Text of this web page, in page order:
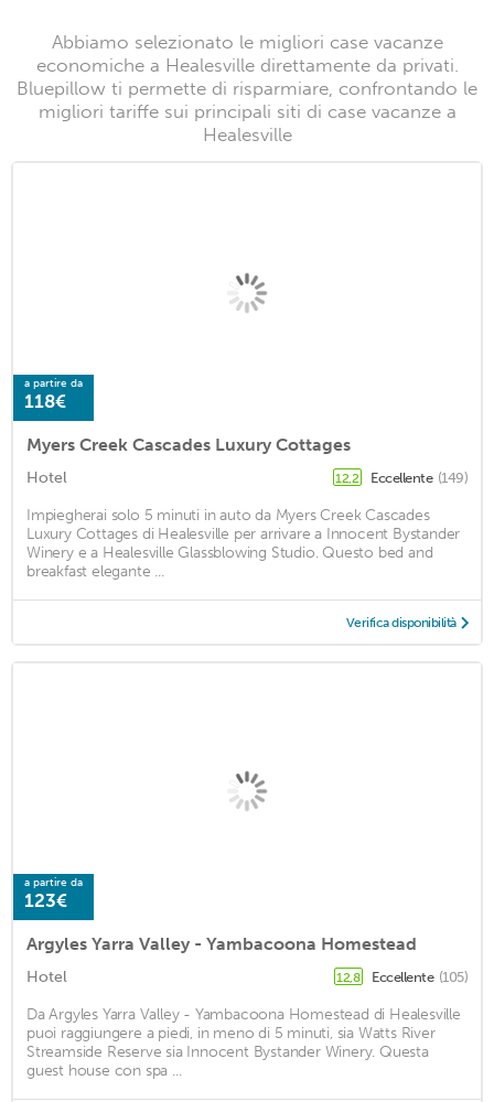
Abbiamo selezionato le migliori case vacanze
economiche a Healesville direttamente da privati.
Bluepillow ti permette di risparmiare, confrontando le
migliori tariffe sui principali siti di case vacanze a
Healesville
a partire da
118€
Myers Creek Cascades Luxury Cottages
Hotel 12,2 Eccellente (149)
Impiegherai solo 5 minuti in auto da Myers Creek Cascades
Luxury Cottages di Healesville per arrivare a Innocent Bystander
Winery e a Healesville Glassblowing Studio. Questo bed and
breakfast elegante ...
Verifica disponibilità
a partire da
123€
Argyles Yarra Valley - Yambacoona Homestead
Hotel 12,8 Eccellente (105)
Da Argyles Yarra Valley - Yambacoona Homestead di Healesville
puoi raggiungere a piedi, in meno di 5 minuti, sia Watts River
Streamside Reserve sia Innocent Bystander Winery. Questa
guest house con spa ...